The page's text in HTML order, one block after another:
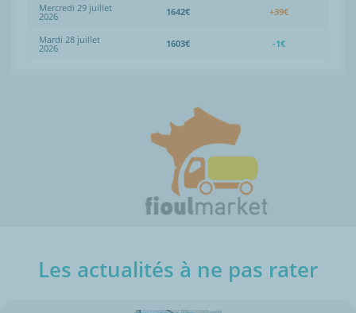
Mercredi 29 juillet
2026 1642€ +39€
Mardi 28 juillet
2026 1603€ -1€
Les actualités à ne pas rater